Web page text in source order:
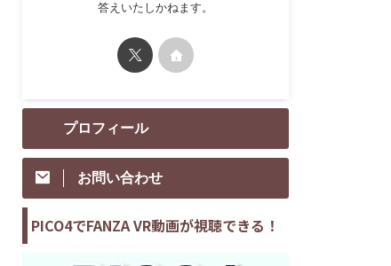
答えいたしかねます。
プロフィール
お問い合わせ
PICO4でFANZA VR動画が視聴できる！